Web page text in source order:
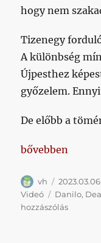
hogy nem
Tizenegy
A különbség
Újpesthez
győzelem.
De előbb a
„A végén
bővebben
Szerző
vh Közzétéve
2023.03.06.
Videó
Címke
Danilo,
hozzászólásA